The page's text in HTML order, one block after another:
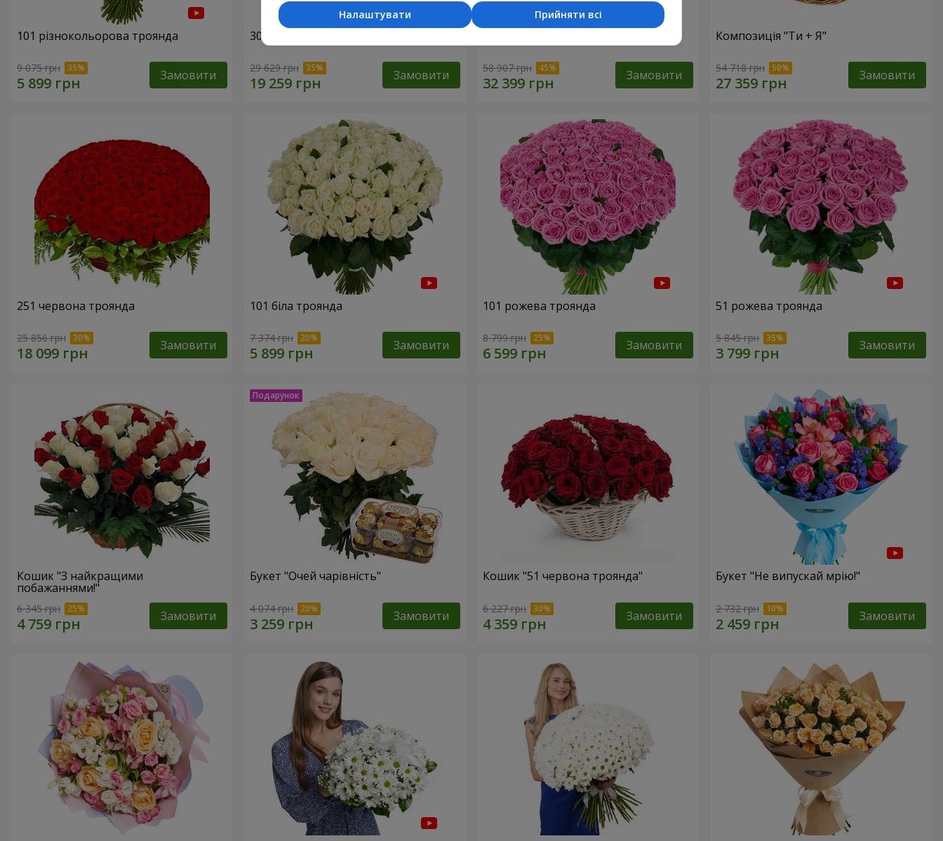
101 різнокольорова троянда
9 075 грн Замовити
301 червона троянда
29 629 грн Замовити 58 907 грн Замовити
Композиція "Ти + Я"
54 718 грн Замовити
251 червона троянда
25 856 грн Замовити
101 біла троянда
7 374 грн Замовити
101 рожева троянда
8 799 грн Замовити
51 рожева троянда
5 845 грн Замовити
Кошик "З найкращими
побажаннями!"
6 345 грн Замовити
Букет "Очей чарівність"
4 074 грн Замовити
Кошик "51 червона троянда"
6 227 грн Замовити
Букет "Не випускай мрію!"
2 732 грн Замовити
Прийняти всі
Налаштувати